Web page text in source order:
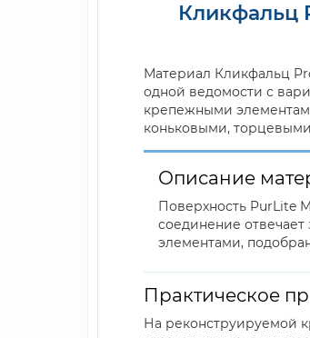
Кликфальц
Материал Кликфальц
одной ведомости с
крепежными
коньковыми,
Описание
Поверхность PurLite
соединение
элементами,
Практическое
На реконструируемой